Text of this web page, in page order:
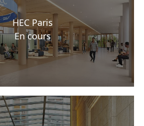
HEC Paris
En cours